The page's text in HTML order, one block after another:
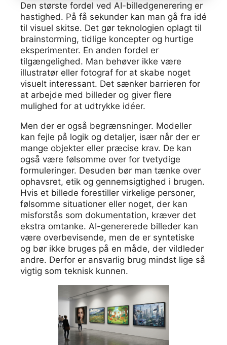
Den største fordel ved AI-billedgenerering er
hastighed. På få sekunder kan man gå fra idé
til visuel skitse. Det gør teknologien oplagt til
brainstorming, tidlige koncepter og hurtige
eksperimenter. En anden fordel er
tilgængelighed. Man behøver ikke være
illustratør eller fotograf for at skabe noget
visuelt interessant. Det sænker barrieren for
at arbejde med billeder og giver flere
mulighed for at udtrykke idéer.
Men der er også begrænsninger. Modeller
kan fejle på logik og detaljer, især når der er
mange objekter eller præcise krav. De kan
også være følsomme over for tvetydige
formuleringer. Desuden bør man tænke over
ophavsret, etik og gennemsigtighed i brugen.
Hvis et billede forestiller virkelige personer,
følsomme situationer eller noget, der kan
misforstås som dokumentation, kræver det
ekstra omtanke. AI-genererede billeder kan
være overbevisende, men de er syntetiske
og bør ikke bruges på en måde, der vildleder
andre. Derfor er ansvarlig brug mindst lige så
vigtig som teknisk kunnen.